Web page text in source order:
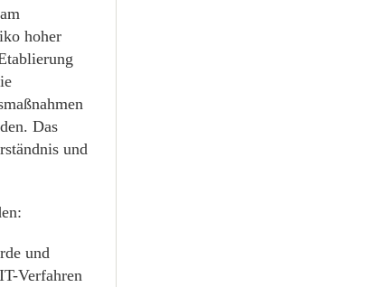
hoher
Das
und
und
Verfahren